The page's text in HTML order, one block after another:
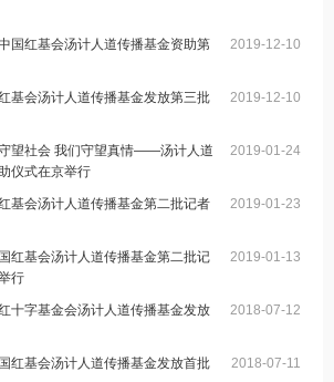
国红基会汤计人道传播基金资助第
2019-12-10
基会汤计人道传播基金发放第三批
2019-12-10
守望社会 我们守望真情——汤计人道
仪式在京举行
2019-01-24
基会汤计人道传播基金第二批记者
2019-01-23
红基会汤计人道传播基金第二批记
行
2019-01-13
十字基金会汤计人道传播基金发放
2018-07-12
红基会汤计人道传播基金发放首批
2018-07-11